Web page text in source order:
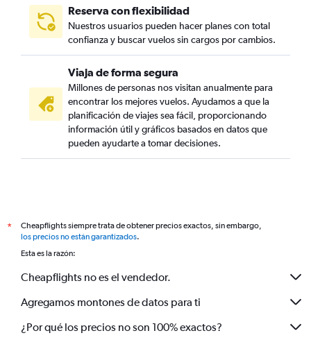
Reserva con flexibilidad
Nuestros usuarios pueden hacer planes con total
confianza y buscar vuelos sin cargos por cambios.
Viaja de forma segura
Millones de personas nos visitan anualmente para
encontrar los mejores vuelos. Ayudamos a que la
planificación de viajes sea fácil, proporcionando
información útil y gráficos basados en datos que
pueden ayudarte a tomar decisiones.
*
Cheapflights siempre trata de obtener precios exactos, sin embargo,
los precios no están garantizados.
Esta es la razón:
Cheapflights no es el vendedor.
Agregamos montones de datos para ti
¿Por qué los precios no son 100% exactos?